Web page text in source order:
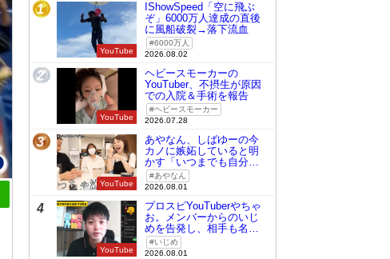
1
YouTube
IShowSpeed「空に飛ぶ
ぞ」6000万人達成の直後
に風船破裂→落下流血
6000万人
2026.08.02
2
YouTube
ヘビースモーカーの
YouTuber、不摂生が原因
での入院＆手術を報告
ヘビースモーカー
2026.07.28
3
YouTube
あやなん、しばゆーの今
カノに嫉妬していると明
かす「いつまでも自分の
ものみたいに…」
あやなん
2026.08.01
4
YouTube
プロスピYouTuberやちゃ
お。メンバーからのいじ
めを告発し、相手も名指
しで批判
いじめ
2026.08.01